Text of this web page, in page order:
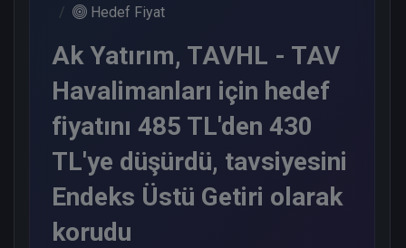
Hedef Fiyat
Ak Yatırım, TAVHL - TAV
Havalimanları için hedef
fiyatını 485 TL'den 430
TL'ye düşürdü, tavsiyesini
Endeks Üstü Getiri olarak
korudu